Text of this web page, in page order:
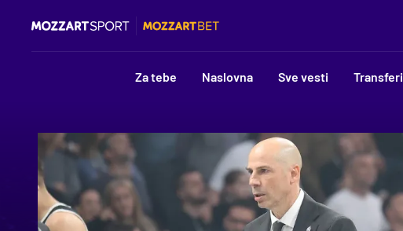
Za tebe Naslovna Sve vesti Transferi